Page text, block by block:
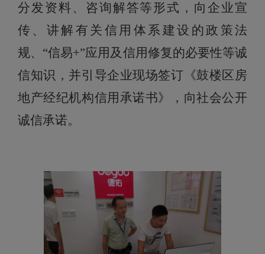
分发资料、咨询解答等形式，向企业宣
传、讲解有关信用体系建设的政策法
规、“信易+”应用及信用修复的必要性等诚
信知识，并引导企业现场签订《鼓楼区房
地产经纪机构信用承诺书》，向社会公开
诚信承诺。